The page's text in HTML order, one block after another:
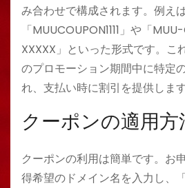
み合わせで構成されます。例えば
「MUUCOUPON1111」や「
XXXXX」といった形式です。こ
のプロモーション期間中に特定
れ、支払い時に割引を提供します
クーポンの適用方
クーポンの利用は簡単です。お
得希望のドメイン名を入力し、